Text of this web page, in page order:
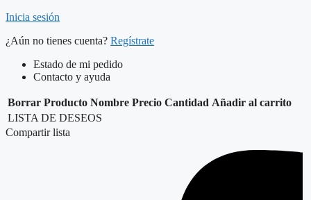
Inicia sesión
¿Aún no tienes cuenta? Regístrate
Estado de mi pedido
Contacto y ayuda
Borrar Producto Nombre Precio Cantidad Añadir al carrito
LISTA DE DESEOS
Compartir lista